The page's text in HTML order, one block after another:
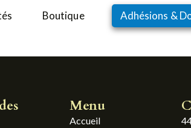
Boutique Adhésions &
Menu
Accueil